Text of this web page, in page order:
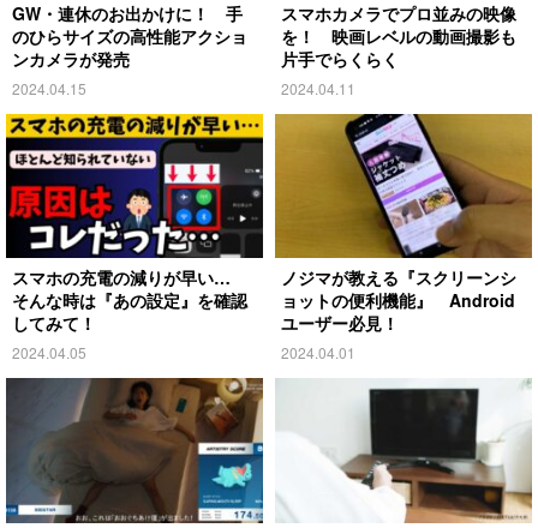
GW・連休のお出かけに！ 手
のひらサイズの高性能アクショ
ンカメラが発売
2024.04.15
スマホカメラでプロ並みの映像
を！ 映画レベルの動画撮影も
片手でらくらく
2024.04.11
スマホの充電の減りが早い…
そんな時は『あの設定』を確認
してみて！
2024.04.05
ノジマが教える『スクリーンシ
ョットの便利機能』 Android
ユーザー必見！
2024.04.01